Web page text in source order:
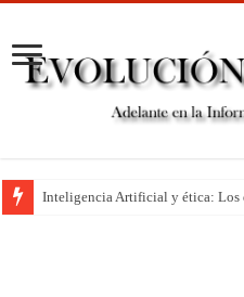
Inteligencia Artificial y ética: Los